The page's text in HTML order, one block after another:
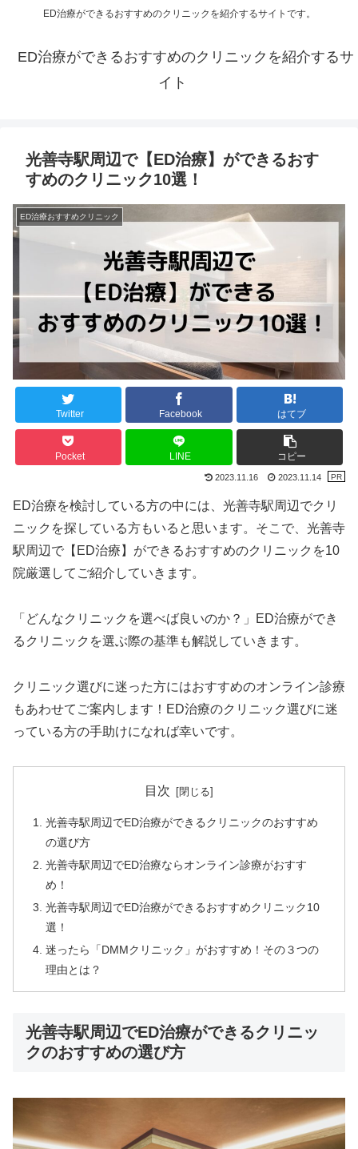
ED治療ができるおすすめのクリニックを紹介するサイトです。
ED治療ができるおすすめのクリニックを紹介するサ
イト
光善寺駅周辺で【ED治療】ができるおす
すめのクリニック10選！
ED治療おすすめクリニック
Twitter Facebook はてブ
Pocket LINE コピー
2023.11.16 2023.11.14
ED治療を検討している方の中には、光善寺駅周辺でクリ
ニックを探している方もいると思います。そこで、光善寺
駅周辺で【ED治療】ができるおすすめのクリニックを10
院厳選してご紹介していきます。
「どんなクリニックを選べば良いのか？」ED治療ができ
るクリニックを選ぶ際の基準も解説していきます。
クリニック選びに迷った方にはおすすめのオンライン診療
もあわせてご案内します！ED治療のクリニック選びに迷
っている方の手助けになれば幸いです。
目次
光善寺駅周辺でED治療ができるクリニックのおすすめ
の選び方
光善寺駅周辺でED治療ならオンライン診療がおすす
め！
光善寺駅周辺でED治療ができるおすすめクリニック10
選！
迷ったら「DMMクリニック」がおすすめ！その３つの
理由とは？
光善寺駅周辺でED治療ができるクリニッ
クのおすすめの選び方